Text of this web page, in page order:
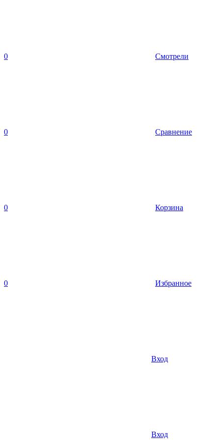
0 Смотрели
0 Сравнение
0 Корзина
0 Избранное
Вход
Вход